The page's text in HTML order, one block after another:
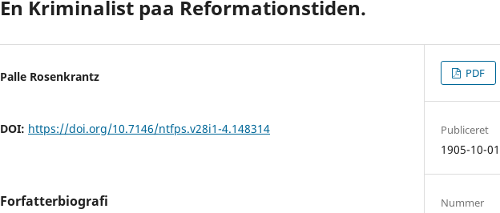
En Kriminalist paa Reformationstiden.
Palle Rosenkrantz
DOI: https://doi.org/10.7146/ntfps.v28i1-4.148314
Forfatterbiografi
PDF
Publiceret
1905-10-01
Nummer